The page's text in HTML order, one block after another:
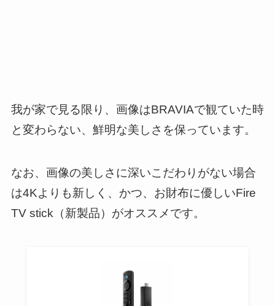
我が家で見る限り、画像はBRAVIAで観ていた時
と変わらない、鮮明な美しさを保っています。
なお、画像の美しさに深いこだわりがない場合
は4Kよりも新しく、かつ、お財布に優しいFire
TV stick（新製品）がオススメです。